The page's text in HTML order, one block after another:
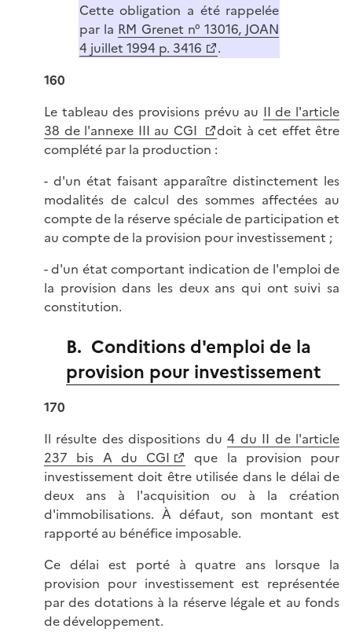
Cette obligation a été rappelée
par la RM Grenet n° 13016, JOAN
4 juillet 1994 p. 3416
.
160
Le tableau des provisions prévu au II de l'article
38 de l'annexe III au CGI
doit à cet effet être
complété par la production :
- d'un état faisant apparaître distinctement les
modalités de calcul des sommes affectées au
compte de la réserve spéciale de participation et
au compte de la provision pour investissement ;
- d'un état comportant indication de l'emploi de
la provision dans les deux ans qui ont suivi sa
constitution.
B. Conditions d'emploi de la
provision pour investissement
170
Il résulte des dispositions du4 du II de l'article
237 bis A du CGI
que la provision pour
investissement doit être utilisée dans le délai de
deux ans à l'acquisition ou à la création
d'immobilisations. À défaut, son montant est
rapporté au bénéfice imposable.
Ce délai est porté à quatre ans lorsque la
provision pour investissement est représentée
par des dotations à la réserve légale et au fonds
de développement.